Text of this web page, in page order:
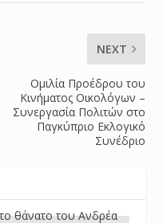
NEXT
Ομιλία Προέδρου του
Κινήματος Οικολόγων –
Συνεργασία Πολιτών στο
Παγκύπριο Εκλογικό
Συνέδριο